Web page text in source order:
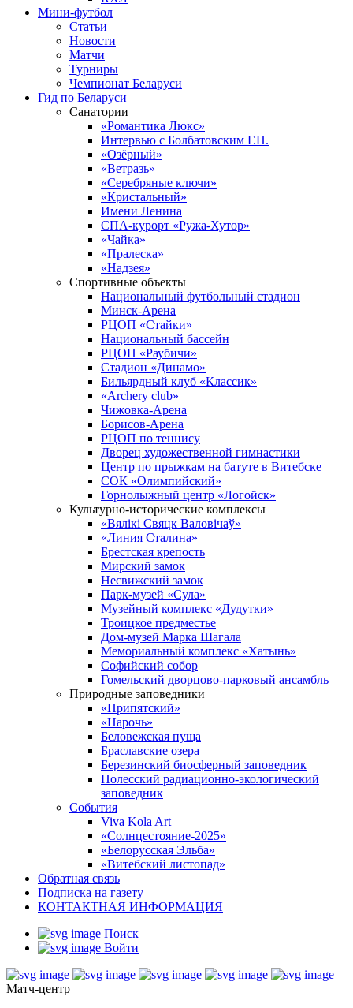
Мини-футбол
Статьи
Новости
Матчи
Турниры
Чемпионат Беларуси
Гид по Беларуси
Санатории
«Романтика Люкс»
Интервью с Болбатовским Г.Н.
«Озёрный»
«Ветразь»
«Серебряные ключи»
«Кристальный»
Имени Ленина
СПА-курорт «Ружа-Хутор»
«Чайка»
«Пралеска»
«Надзея»
Спортивные объекты
Национальный футбольный стадион
Минск-Арена
РЦОП «Стайки»
Национальный бассейн
РЦОП «Раубичи»
Стадион «Динамо»
Бильярдный клуб «Классик»
«Archery club»
Чижовка-Арена
Борисов-Арена
РЦОП по теннису
Дворец художественной гимнастики
Центр по прыжкам на батуте в Витебске
СОК «Олимпийский»
Горнолыжный центр «Логойск»
Культурно-исторические комплексы
«Вялікі Свяцк Валовічаў»
«Линия Сталина»
Брестская крепость
Мирский замок
Несвижский замок
Парк-музей «Сула»
Музейный комплекс «Дудутки»
Троицкое предместье
Дом-музей Марка Шагала
Мемориальный комплекс «Хатынь»
Софийский собор
Гомельский дворцово-парковый ансамбль
Природные заповедники
«Припятский»
«Нарочь»
Беловежская пуща
Браславские озера
Березинский биосферный заповедник
Полесский радиационно-экологический
заповедник
События
Viva Kola Art
«Солнцестояние-2025»
«Белорусская Эльба»
«Витебский листопад»
Обратная связь
Подписка на газету
КОНТАКТНАЯ ИНФОРМАЦИЯ
Поиск
Войти
Матч-центр